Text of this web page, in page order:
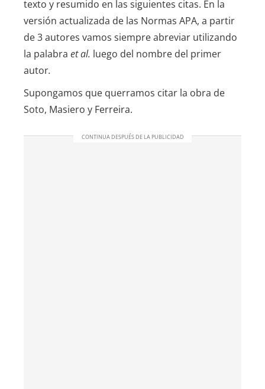
texto y resumido en las siguientes citas. En la
versión actualizada de las Normas APA, a partir
de 3 autores vamos siempre abreviar utilizando
la palabra et al. luego del nombre del primer
autor.
Supongamos que querramos citar la obra de
Soto, Masiero y Ferreira.